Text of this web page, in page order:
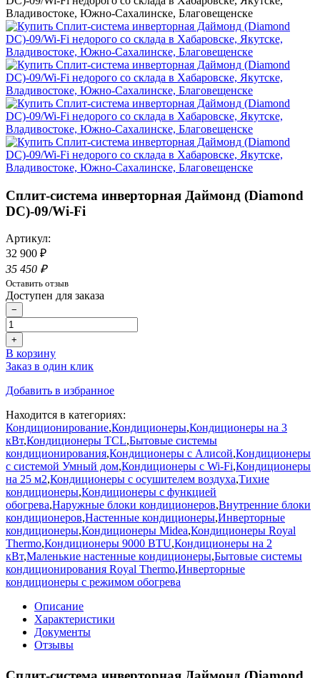
Сплит-система инверторная Даймонд (Diamond
DC)-09/Wi-Fi
Артикул:
32 900 ₽
35 450 ₽
Оставить отзыв
Доступен для заказа
−
+
В корзину
Заказ в один клик
Добавить в избранное
Находится в категориях:
Кондиционирование,Кондиционеры,Кондиционеры на 3
кВт,Кондиционеры TCL,Бытовые системы
кондиционирования,Кондиционеры с Алисой,Кондиционеры
с системой Умный дом,Кондиционеры с Wi-Fi,Кондиционеры
на 25 м2,Кондиционеры с осушителем воздуха,Тихие
кондиционеры,Кондиционеры с функцией
обогрева,Наружные блоки кондиционеров,Внутренние блоки
кондиционеров,Настенные кондиционеры,Инверторные
кондиционеры,Кондиционеры Midea,Кондиционеры Royal
Thermo,Кондиционеры 9000 BTU,Кондиционеры на 2
кВт,Маленькие настенные кондиционеры,Бытовые системы
кондиционирования Royal Thermo,Инверторные
кондиционеры с режимом обогрева
Описание
Характеристики
Документы
Отзывы